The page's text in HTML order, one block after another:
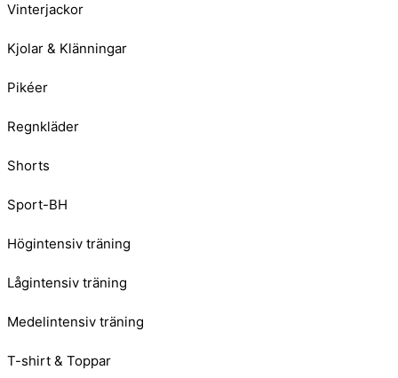
Vinterjackor
Kjolar & Klänningar
Pikéer
Regnkläder
Shorts
Sport-BH
Högintensiv träning
Lågintensiv träning
Medelintensiv träning
T-shirt & Toppar